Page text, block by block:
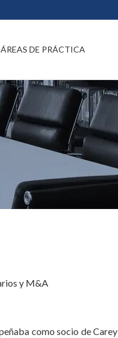
ÁREAS DE PRÁCTICA
y M&A
como socio de Carey